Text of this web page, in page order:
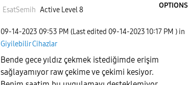
EsatSemih Active Level 8
OPTIONS
‎09-14-2023 09:53 PM (Last edited ‎09-14-202310:17 PM ) in
Giyilebilir Cihazlar
Bende gece yıldız çekmek istediğimde erişim
sağlayamıyor raw çekime ve çekimi kesiyor.